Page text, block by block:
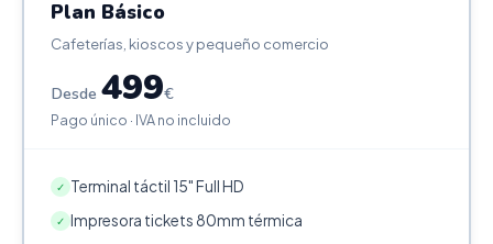
Plan Básico
Cafeterías, kioscos y pequeño comercio
Desde 499€
Pago único · IVA no incluido
✓ Terminal táctil 15" Full HD
✓ Impresora tickets 80mm térmica